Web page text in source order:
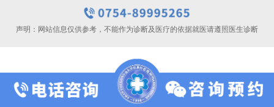
声明：网站信息仅供参考，不能作为诊断及医疗的依据就医请遵照医生诊断